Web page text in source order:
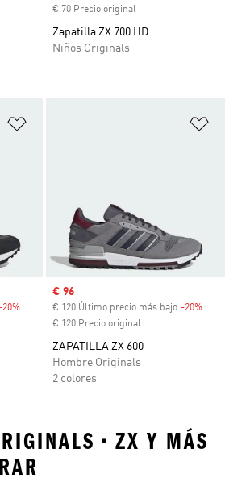
€ 70 Precio original
Zapatilla ZX 700 HD
Niños Originals
-20% Descuento
Precio de venta
€ 96
€ 120 Último precio más bajo -20%
€ 120 Precio original
ZAPATILLA ZX 600
Hombre Originals
2 colores
• ZX Y MÁS